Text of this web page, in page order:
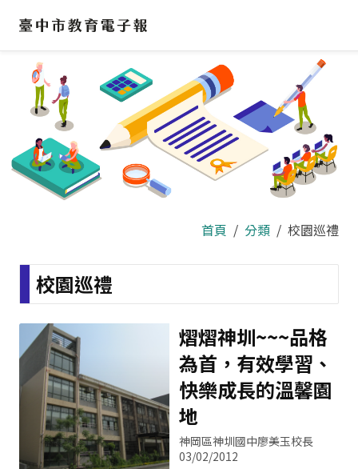
區
首頁 分類 校園巡禮
校園巡禮
熠熠神圳~~~品格
為首，有效學習、
快樂成長的溫馨園
地
神岡區神圳國中廖美玉校長
03/02/2012